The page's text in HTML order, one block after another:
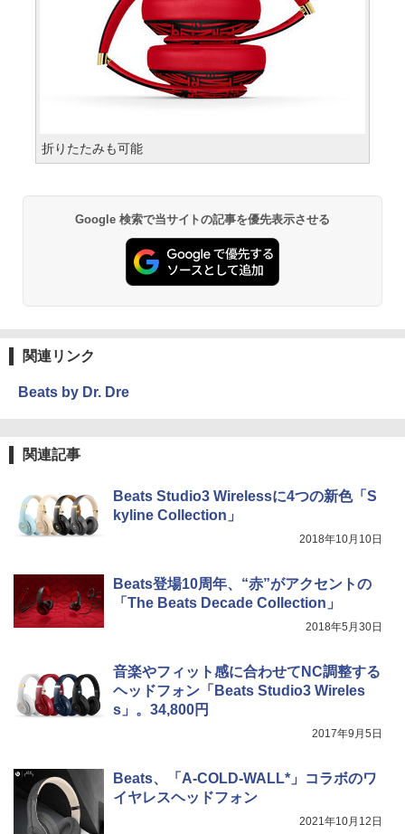
折りたたみも可能
Google 検索で当サイトの記事を優先表示させる
関連リンク
Beats by Dr. Dre
関連記事
Beats Studio3 Wirelessに4つの新色「S
kyline Collection」
2018年10月10日
Beats登場10周年、“赤”がアクセントの
「The Beats Decade Collection」
2018年5月30日
音楽やフィット感に合わせてNC調整する
ヘッドフォン「Beats Studio3 Wireles
s」。34,800円
2017年9月5日
Beats、「A-COLD-WALL*」コラボのワ
イヤレスヘッドフォン
2021年10月12日